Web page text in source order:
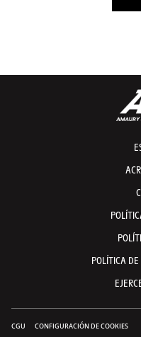
POLÍTICA
CGU CONFIGURACIÓN DE COOKIES